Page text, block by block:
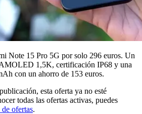
Note 15 Pro 5G por solo 296 euros. Un
1,5K, certificación IP68 y una
con un ahorro de 153 euros.
esta oferta ya no esté
todas las ofertas activas, puedes
ofertas.